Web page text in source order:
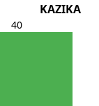
KAZIKA
40